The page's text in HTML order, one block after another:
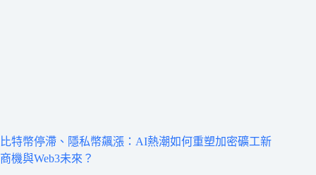
比特幣停滯、隱私幣飆漲：AI熱潮如何重塑加密礦工新
商機與Web3未來？